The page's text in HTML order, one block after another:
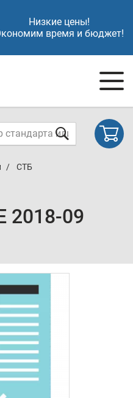
Низкие цены!
время и бюджет!
СТБ
2018-09